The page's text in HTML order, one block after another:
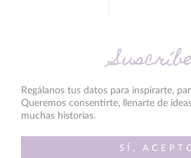
Regálanos tus datos para inspirarte,
Queremos consentirte, llenarte de
muchas historias.
SÍ,